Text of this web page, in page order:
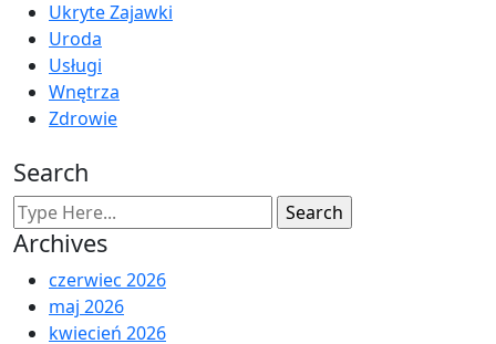
Ukryte Zajawki
Uroda
Usługi
Wnętrza
Zdrowie
Search
Archives
czerwiec 2026
maj 2026
kwiecień 2026